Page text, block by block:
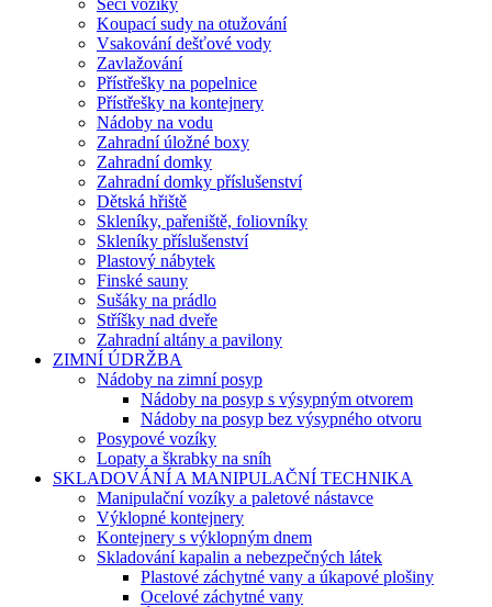
Secí vozíky
Koupací sudy na otužování
Vsakování dešťové vody
Zavlažování
Přístřešky na popelnice
Přístřešky na kontejnery
Nádoby na vodu
Zahradní úložné boxy
Zahradní domky
Zahradní domky příslušenství
Dětská hřiště
Skleníky, pařeniště, foliovníky
Skleníky příslušenství
Plastový nábytek
Finské sauny
Sušáky na prádlo
Stříšky nad dveře
Zahradní altány a pavilony
ZIMNÍ ÚDRŽBA
Nádoby na zimní posyp
Nádoby na posyp s výsypným otvorem
Nádoby na posyp bez výsypného otvoru
Posypové vozíky
Lopaty a škrabky na sníh
SKLADOVÁNÍ A MANIPULAČNÍ TECHNIKA
Manipulační vozíky a paletové nástavce
Výklopné kontejnery
Kontejnery s výklopným dnem
Skladování kapalin a nebezpečných látek
Plastové záchytné vany a úkapové plošiny
Ocelové záchytné vany